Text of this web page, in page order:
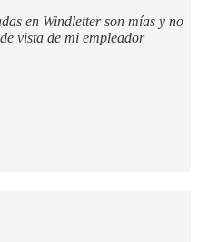
en Windletter son mías y no
vista de mi empleador